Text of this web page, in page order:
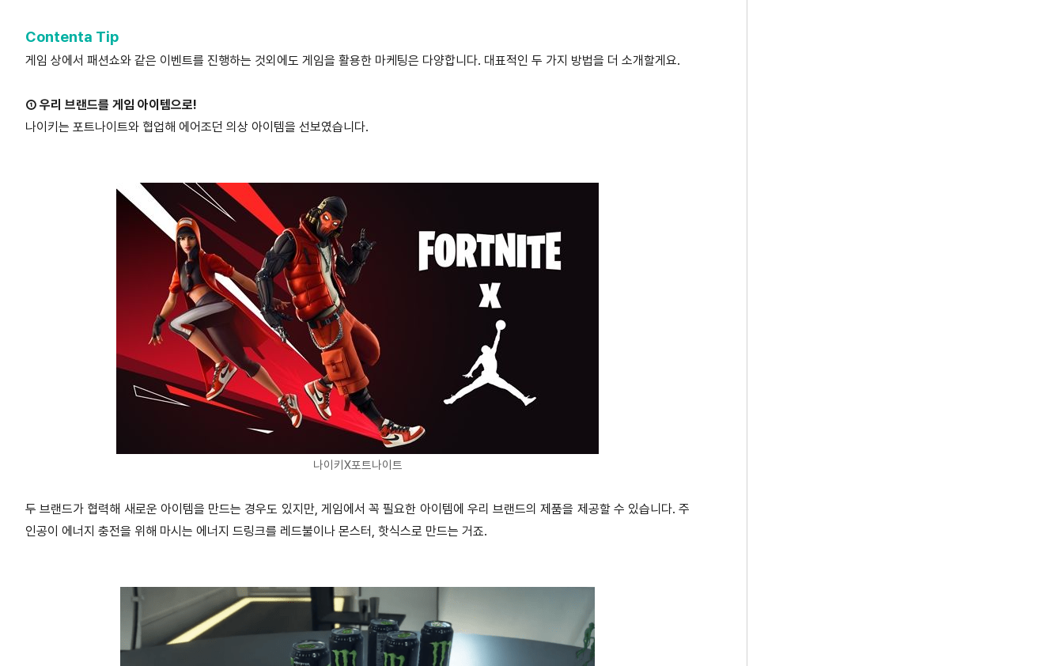
Contenta Tip
게임 상에서 패션쇼와 같은 이벤트를 진행하는 것외에도 게임을 활용한 마케팅은 다양합니다. 대표적인 두 가지 방법을 더 소개할게요.
① 우리 브랜드를 게임 아이템으로!
나이키는 포트나이트와 협업해 에어조던 의상 아이템을 선보였습니다.
나이키X포트나이트
두 브랜드가 협력해 새로운 아이템을 만드는 경우도 있지만, 게임에서 꼭 필요한 아이템에 우리 브랜드의 제품을 제공할 수 있습니다. 주
인공이 에너지 충전을 위해 마시는 에너지 드링크를 레드불이나 몬스터, 핫식스로 만드는 거죠.